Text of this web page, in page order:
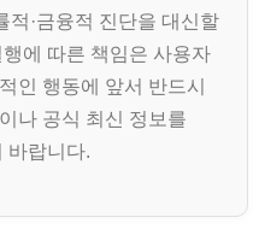
적·금융적 진단을 대신할
에 따른 책임은 사용자
인 행동에 앞서 반드시
나 공식 최신 정보를
바랍니다.